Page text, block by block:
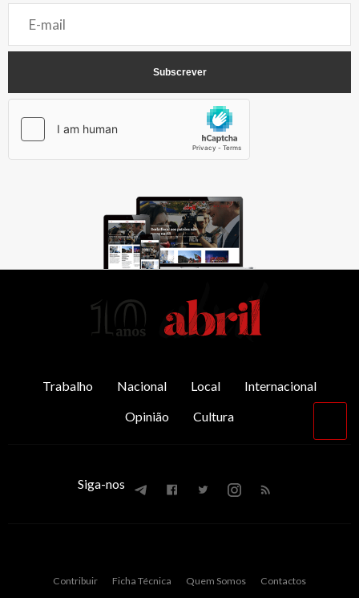
Trabalho Nacional Local
Internacional
Opinião
Cultura
Siga-nos
Contribuir Ficha Técnica Quem Somos Contactos